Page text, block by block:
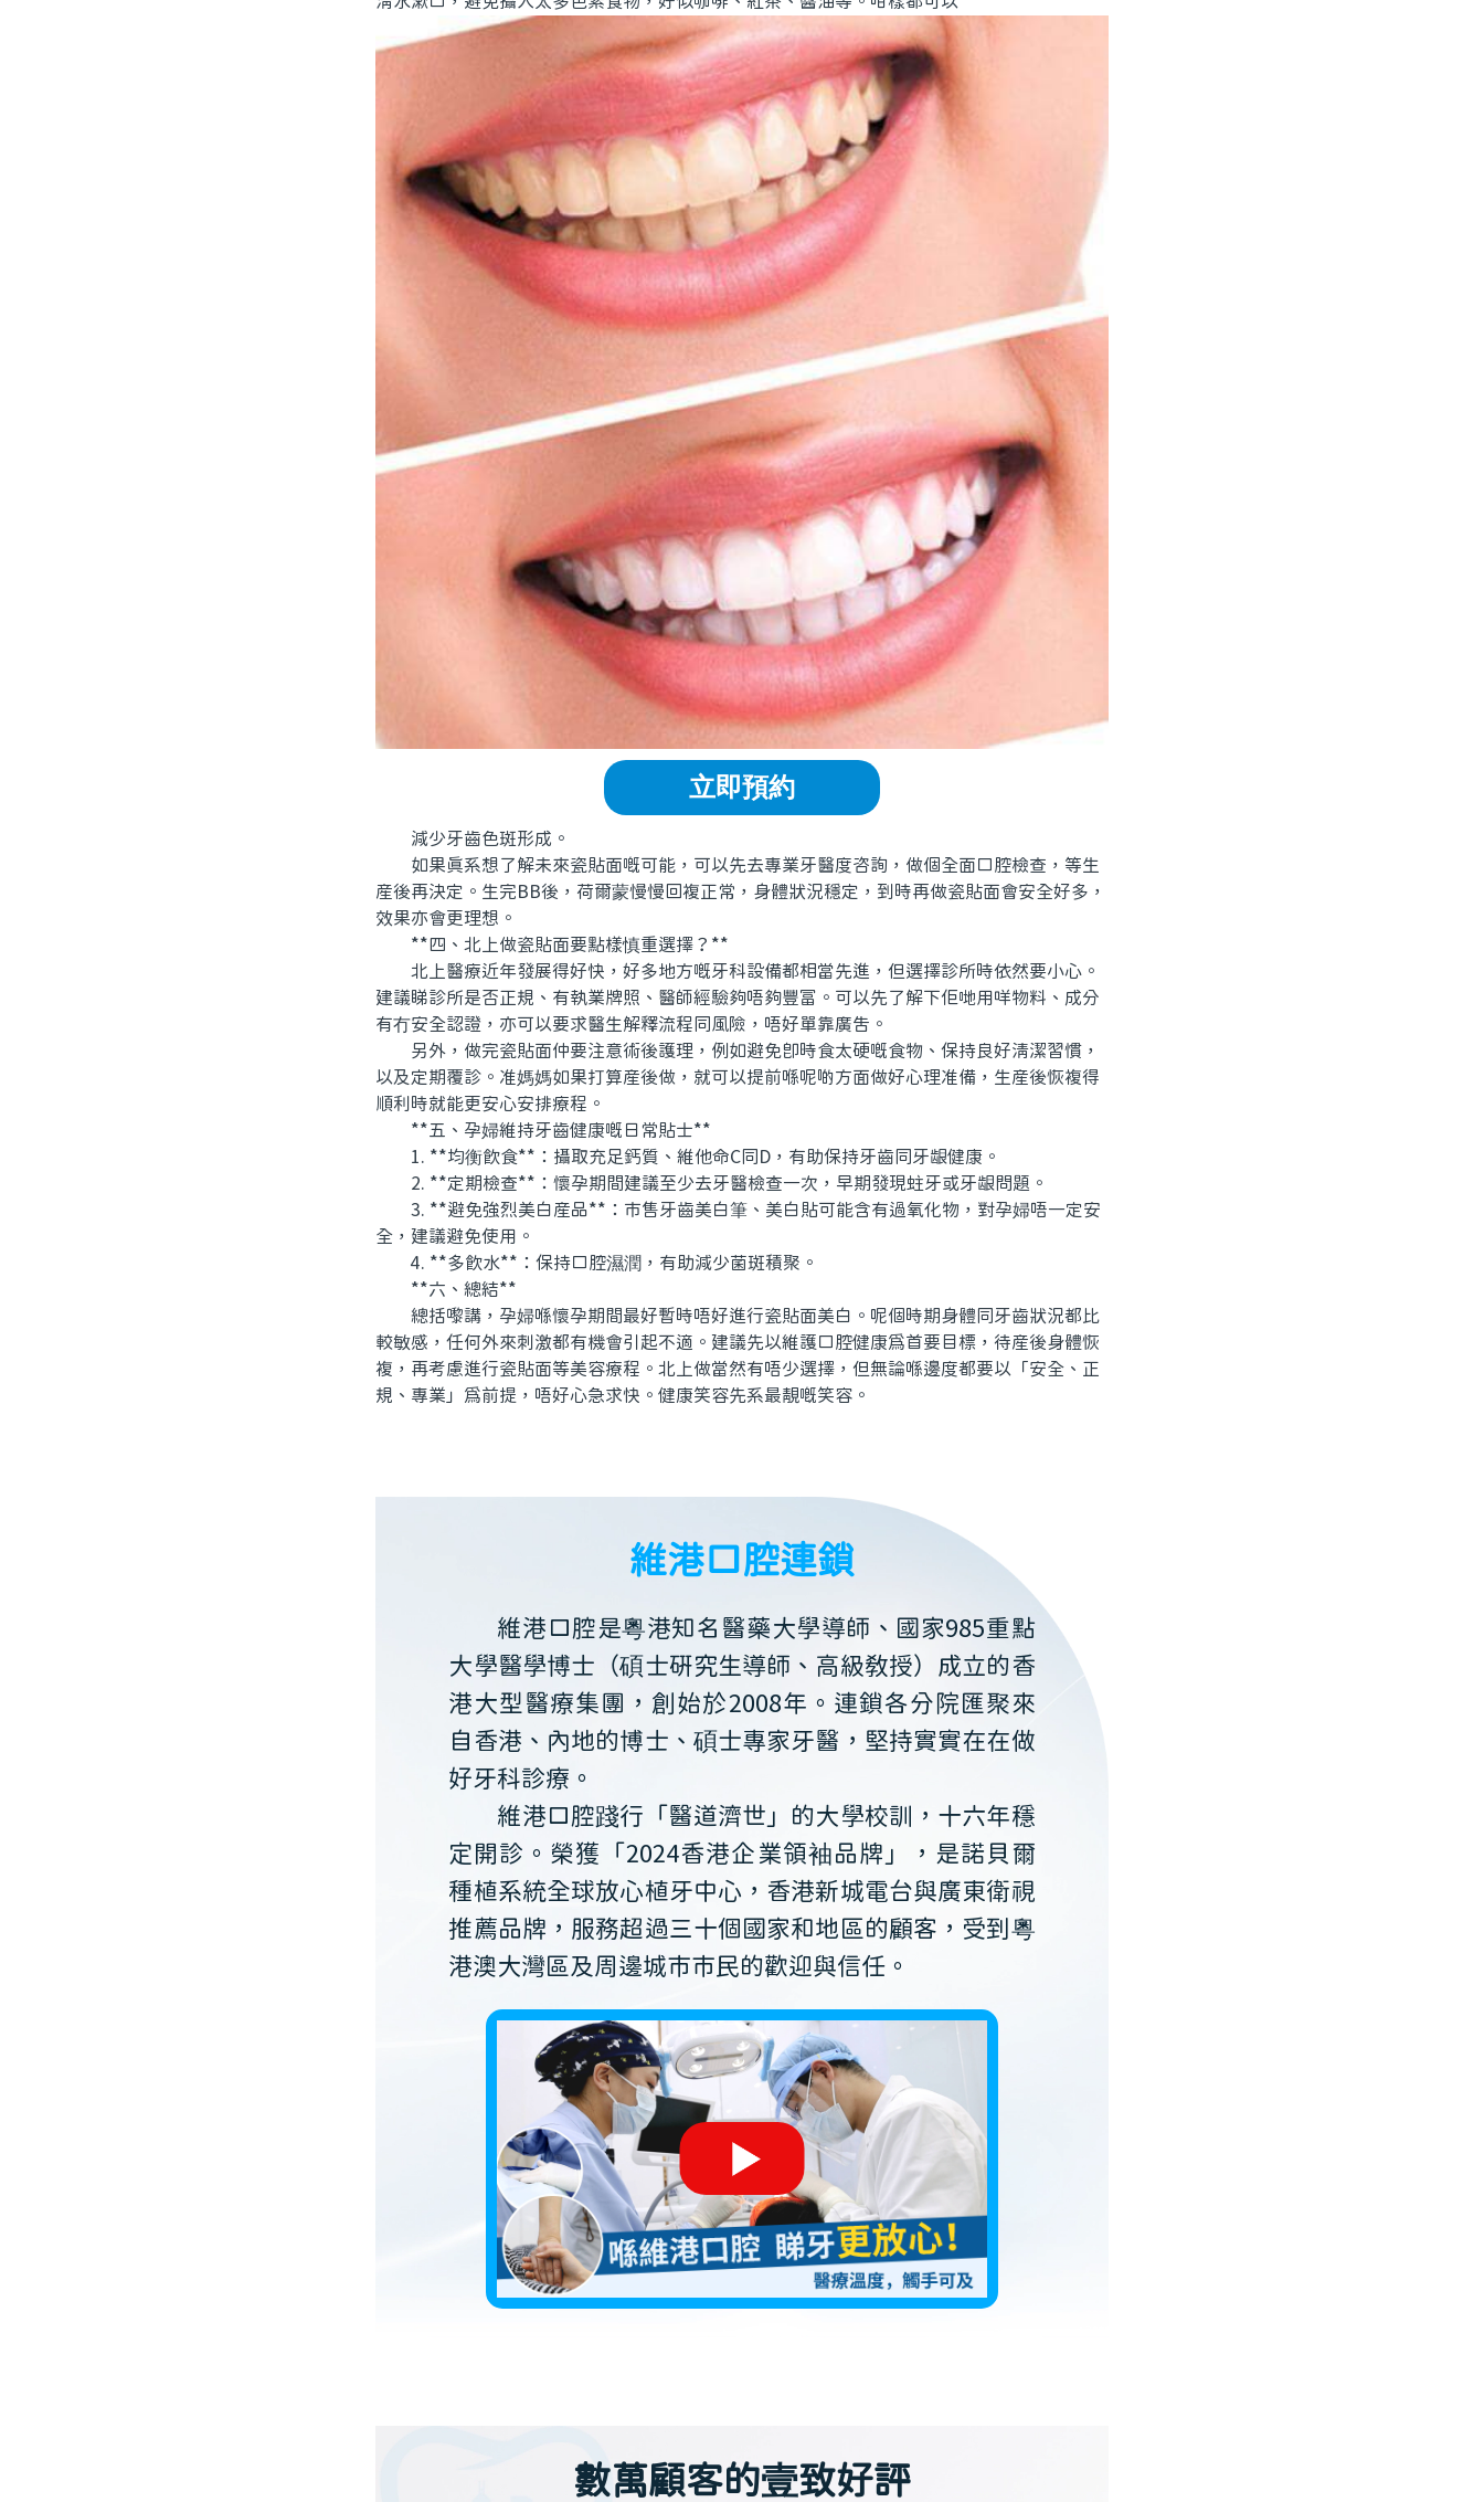
立即預約
減少牙齒色斑形成。
如果真系想了解未來瓷貼面嘅可能，可以先去專業牙醫度咨詢，做個全面口腔檢查，等生
産後再決定。生完BB後，荷爾蒙慢慢回複正常，身體狀況穩定，到時再做瓷貼面會安全好多，
效果亦會更理想。
**四、北上做瓷貼面要點樣慎重選擇？**
北上醫療近年發展得好快，好多地方嘅牙科設備都相當先進，但選擇診所時依然要小心。
建議睇診所是否正規、有執業牌照、醫師經驗夠唔夠豐富。可以先了解下佢哋用咩物料、成分
有冇安全認證，亦可以要求醫生解釋流程同風險，唔好單靠廣告。
另外，做完瓷貼面仲要注意術後護理，例如避免即時食太硬嘅食物、保持良好清潔習慣，
以及定期覆診。准媽媽如果打算産後做，就可以提前喺呢啲方面做好心理准備，生産後恢複得
順利時就能更安心安排療程。
**五、孕婦維持牙齒健康嘅日常貼士**
1. **均衡飲食**：攝取充足鈣質、維他命C同D，有助保持牙齒同牙龈健康。
2. **定期檢查**：懷孕期間建議至少去牙醫檢查一次，早期發現蛀牙或牙龈問題。
3. **避免強烈美白産品**：市售牙齒美白筆、美白貼可能含有過氧化物，對孕婦唔一定安
全，建議避免使用。
4. **多飲水**：保持口腔濕潤，有助減少菌斑積聚。
**六、總結**
總括嚟講，孕婦喺懷孕期間最好暫時唔好進行瓷貼面美白。呢個時期身體同牙齒狀況都比
較敏感，任何外來刺激都有機會引起不適。建議先以維護口腔健康爲首要目標，待産後身體恢
複，再考慮進行瓷貼面等美容療程。北上做當然有唔少選擇，但無論喺邊度都要以「安全、正
規、專業」爲前提，唔好心急求快。健康笑容先系最靚嘅笑容。
維港口腔連鎖
維港口腔是粵港知名醫藥大學導師、國家985重點
大學醫學博士（碩士研究生導師、高級教授）成立的香
港大型醫療集團，創始於2008年。連鎖各分院匯聚來
自香港、內地的博士、碩士專家牙醫，堅持實實在在做
好牙科診療。
維港口腔踐行「醫道濟世」的大學校訓，十六年穩
定開診。榮獲「2024香港企業領袖品牌」，是諾貝爾
種植系統全球放心植牙中心，香港新城電台與廣東衛視
推薦品牌，服務超過三十個國家和地區的顧客，受到粵
港澳大灣區及周邊城市市民的歡迎與信任。
數萬顧客的壹致好評